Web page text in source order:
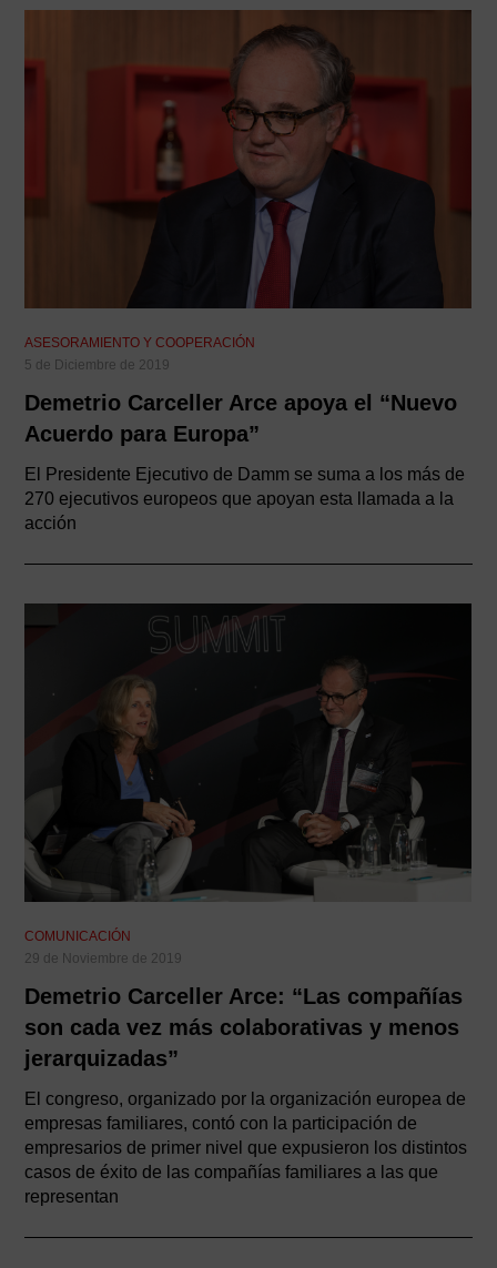
ASESORAMIENTO Y COOPERACIÓN
5 de Diciembre de 2019
Demetrio Carceller Arce apoya el “Nuevo
Acuerdo para Europa”
El Presidente Ejecutivo de Damm se suma a los más de
270 ejecutivos europeos que apoyan esta llamada a la
acción
COMUNICACIÓN
29 de Noviembre de 2019
Demetrio Carceller Arce: “Las compañías
son cada vez más colaborativas y menos
jerarquizadas”
El congreso, organizado por la organización europea de
empresas familiares, contó con la participación de
empresarios de primer nivel que expusieron los distintos
casos de éxito de las compañías familiares a las que
representan